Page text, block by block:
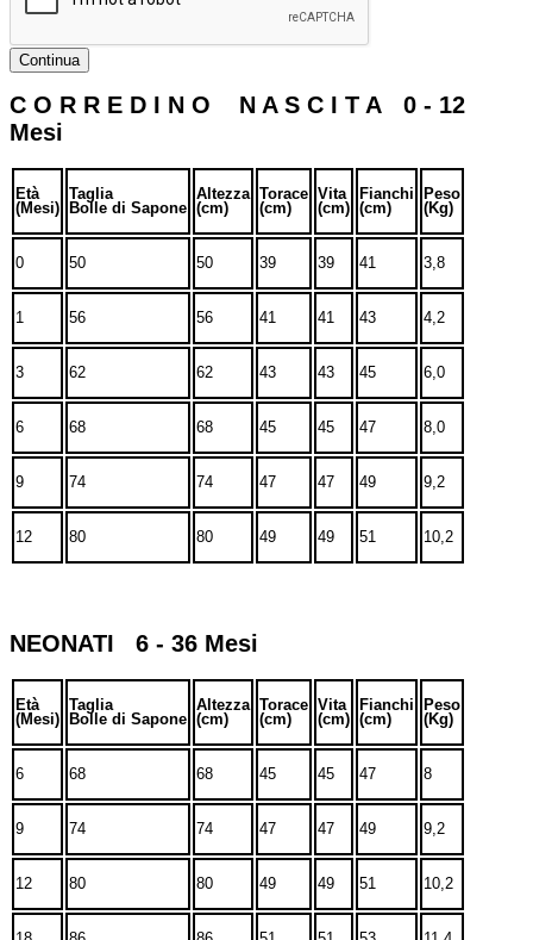
Continua
C O R R E D I N O N A S C I T A 0 - 12
Mesi
Età
(Mesi)
Taglia
Bolle di Sapone
Altezza
(cm)
Torace
(cm)
Vita
(cm)
Fianchi
(cm)
Peso
(Kg)
0 50 50 39 39 41 3,8
1 56 56 41 41 43 4,2
3 62 62 43 43 45 6,0
6 68 68 45 45 47 8,0
9 74 74 47 47 49 9,2
12 80 80 49 49 51 10,2
NEONATI 6 - 36 Mesi
Età
(Mesi)
Taglia
Bolle di Sapone
Altezza
(cm)
Torace
(cm)
Vita
(cm)
Fianchi
(cm)
Peso
(Kg)
6 68 68 45 45 47 8
9 74 74 47 47 49 9,2
12 80 80 49 49 51 10,2